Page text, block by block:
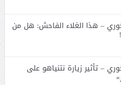
– هذا الغلاء الفاحش: هل من
– تأثير زيارة نتنياهو على